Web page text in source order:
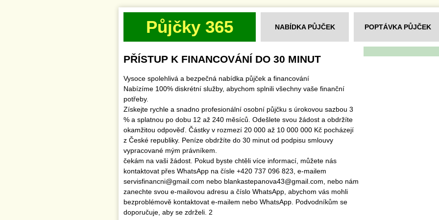
Půjčky 365 NABÍDKA PŮJČEK POPTÁVKA PŮJČEK
PŘÍSTUP K FINANCOVÁNÍ DO 30 MINUT
Vysoce spolehlivá a bezpečná nabídka půjček a financování
Nabízíme 100% diskrétní služby, abychom splnili všechny vaše finanční
potřeby.
Získejte rychle a snadno profesionální osobní půjčku s úrokovou sazbou 3
% a splatnou po dobu 12 až 240 měsíců. Odešlete svou žádost a obdržíte
okamžitou odpověď. Částky v rozmezí 20 000 až 10 000 000 Kč pocházejí
z České republiky. Peníze obdržíte do 30 minut od podpisu smlouvy
vypracované mým právníkem.
čekám na vaši žádost. Pokud byste chtěli více informací, můžete nás
kontaktovat přes WhatsApp na čísle +420 737 096 823, e-mailem
servisfinancni@gmail.com nebo blankastepanova43@gmail.com, nebo nám
zanechte svou e-mailovou adresu a číslo WhatsApp, abychom vás mohli
bezproblémově kontaktovat e-mailem nebo WhatsApp. Podvodníkům se
doporučuje, aby se zdrželi. 2